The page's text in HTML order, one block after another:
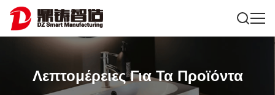
Λεπτομέρειες Για Τα Προϊόντα